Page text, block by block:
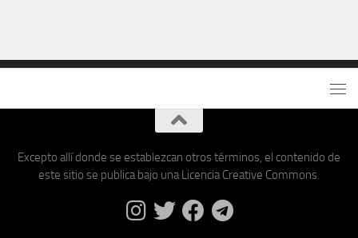
Excepto allí donde se establezcan otros términos, el contenido de
este sitio se publica bajo una Licencia Creative Commons.